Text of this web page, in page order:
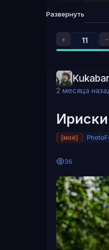
И немножко
Развернуть
+ 11 -
2 месяца
Ириски
[моё]
36